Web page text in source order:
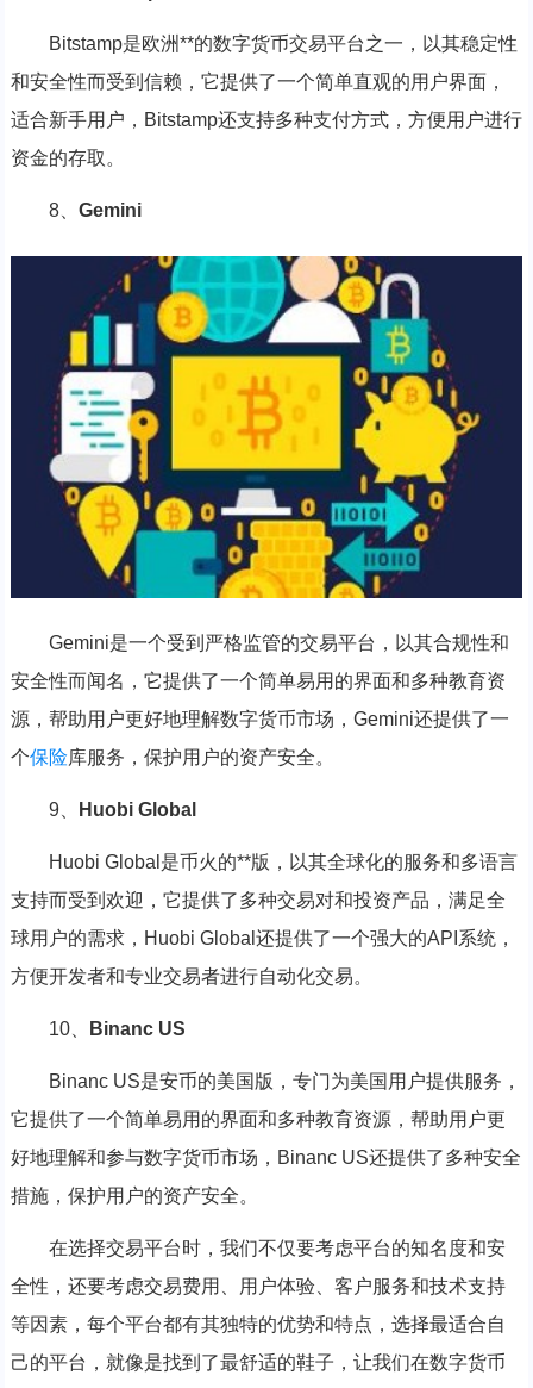
Bitstamp是欧洲**的数字货币交易平台之一，以其稳定性
和安全性而受到信赖，它提供了一个简单直观的用户界面，
适合新手用户，Bitstamp还支持多种支付方式，方便用户进行
资金的存取。
8、 Gemini
Gemini是一个受到严格监管的交易平台，以其合规性和
安全性而闻名，它提供了一个简单易用的界面和多种教育资
源，帮助用户更好地理解数字货币市场，Gemini还提供了一
个保险库服务，保护用户的资产安全。
9、 Huobi Global
Huobi Global是币火的**版，以其全球化的服务和多语言
支持而受到欢迎，它提供了多种交易对和投资产品，满足全
球用户的需求，Huobi Global还提供了一个强大的API系统，
方便开发者和专业交易者进行自动化交易。
10、 Binanc US
Binanc US是安币的美国版，专门为美国用户提供服务，
它提供了一个简单易用的界面和多种教育资源，帮助用户更
好地理解和参与数字货币市场，Binanc US还提供了多种安全
措施，保护用户的资产安全。
在选择交易平台时，我们不仅要考虑平台的知名度和安
全性，还要考虑交易费用、用户体验、客户服务和技术支持
等因素，每个平台都有其独特的优势和特点，选择最适合自
己的平台，就像是找到了最舒适的鞋子，让我们在数字货币